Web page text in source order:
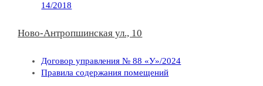
14/2018
Ново-Антропшинская ул., 10
Договор управления № 88 «У»/2024
Правила содержания помещений